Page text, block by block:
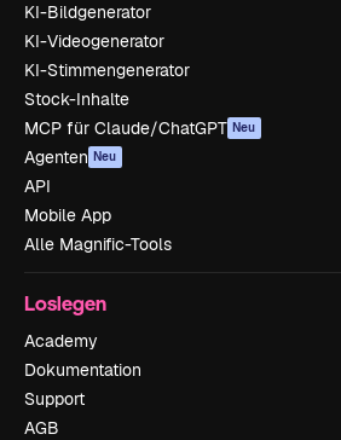
KI-Bildgenerator
KI-Videogenerator
KI-Stimmengenerator
Stock-Inhalte
MCP für Claude/ChatGPT Neu
Agenten Neu
API
Mobile App
Alle Magnific-Tools
Loslegen
Academy
Dokumentation
Support
AGB